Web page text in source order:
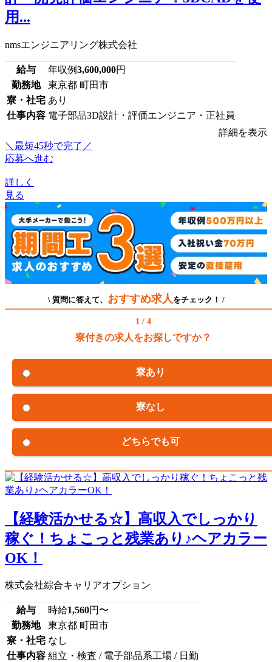
用...
nmsエンジニアリング株式会社
給与 年収例3,600,000円
勤務地
東京都 町田市
寮・社宅 あり
仕事内容 電子部品3D設計・評価エンジニア・正社員
詳細を表示
＼最短45秒で完了／
応募へ進む
詳しく
見る
\ 質問に答えて、 おすすめ求人 をチェック！ /
1 / 4
寮付きの求人をお探しですか？
寮あり
寮なし
どちらでも可
【経験活かせる☆】高収入でしっかり
稼ぐ！ちょこっと残業あり♪ヘアカラー
OK！
株式会社綜合キャリアオプション
給与 時給1,560円〜
勤務地
東京都 町田市
寮・社宅 なし
仕事内容 組立・検査 / 電子部品系工場 / 日勤